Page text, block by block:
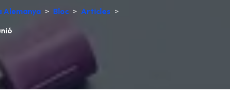
Alemanya > Bloc > Articles >